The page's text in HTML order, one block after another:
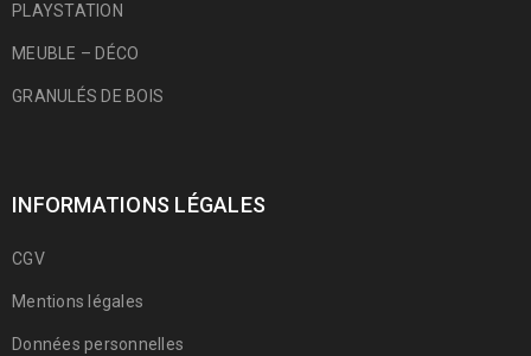
PLAYSTATION
MEUBLE – DÉCO
GRANULÉS DE BOIS
INFORMATIONS LÉGALES
CGV
Mentions légales
Données personnelles